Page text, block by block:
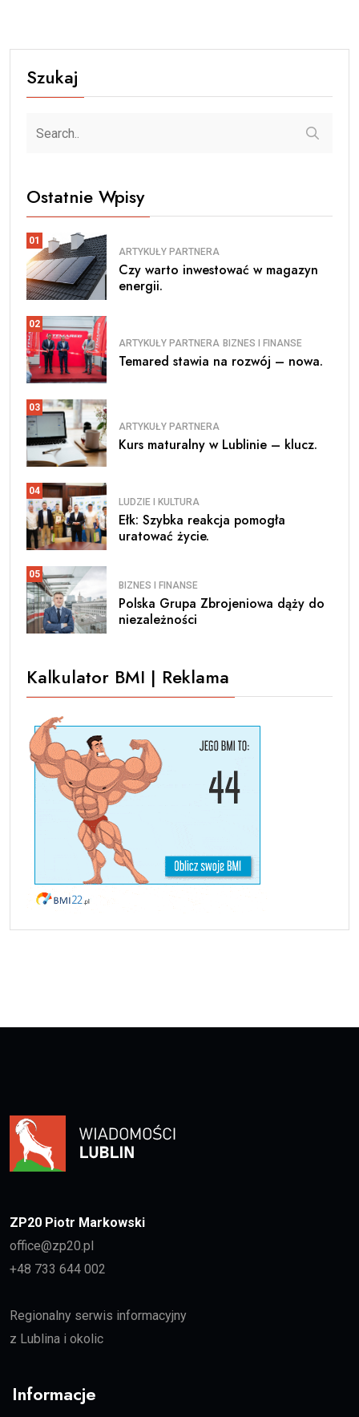
Szukaj
Ostatnie Wpisy
01
ARTYKUŁY PARTNERA
Czy warto inwestować w magazyn
energii.
02
ARTYKUŁY PARTNERA BIZNES I FINANSE
Temared stawia na rozwój – nowa.
03
ARTYKUŁY PARTNERA
Kurs maturalny w Lublinie – klucz.
04
LUDZIE I KULTURA
Ełk: Szybka reakcja pomogła
uratować życie.
05
BIZNES I FINANSE
Polska Grupa Zbrojeniowa dąży do
niezależności
Kalkulator BMI | Reklama
ZP20 Piotr Markowski
office@zp20.pl
+48 733 644 002
Regionalny serwis informacyjny
z Lublina i okolic
Informacje